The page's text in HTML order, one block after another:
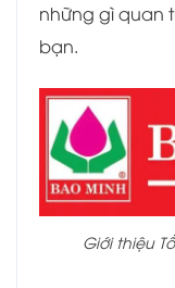
những gì quan
bạn.
Giới thiệu